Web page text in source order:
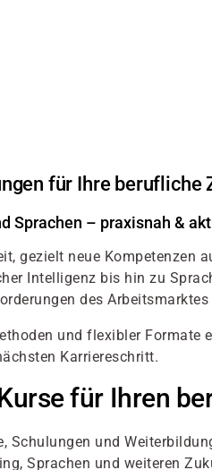
für Ihre berufliche
Sprachen – praxisnah &
gezielt neue Kompetenzen
Intelligenz bis hin zu
des
und flexibler Formate
Karriereschritt.
für Ihren
Schulungen und
Sprachen und weiteren